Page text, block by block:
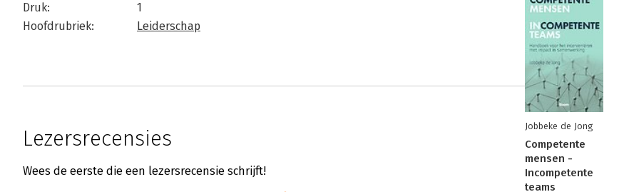
Druk:
1
Hoofdrubriek:
Leiderschap
Lezersrecensies
Wees de eerste die een lezersrecensie schrijft!
Jobbeke de Jong
Competente
mensen -
Incompetente
teams